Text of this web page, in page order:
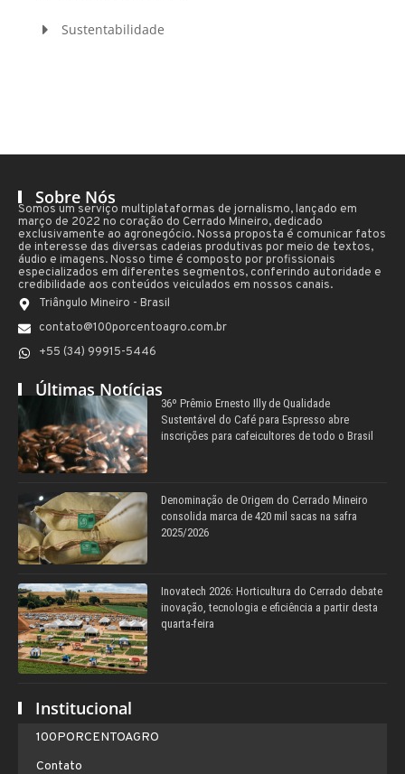
Sustentabilidade
Sobre Nós
Somos um serviço multiplataformas de jornalismo, lançado em
março de 2022 no coração do Cerrado Mineiro, dedicado
exclusivamente ao agronegócio. Nossa proposta é comunicar fatos
de interesse das diversas cadeias produtivas por meio de textos,
áudio e imagens. Nosso time é composto por profissionais
especializados em diferentes segmentos, conferindo autoridade e
credibilidade aos conteúdos veiculados em nossos canais.
Triângulo Mineiro - Brasil
contato@100porcentoagro.com.br
+55 (34) 99915-5446
Últimas Notícias
36º Prêmio Ernesto Illy de Qualidade
Sustentável do Café para Espresso abre
inscrições para cafeicultores de todo o Brasil
Denominação de Origem do Cerrado Mineiro
consolida marca de 420 mil sacas na safra
2025/2026
Inovatech 2026: Horticultura do Cerrado debate
inovação, tecnologia e eficiência a partir desta
quarta-feira
Institucional
100PORCENTOAGRO
Contato